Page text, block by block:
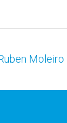
Moleiro